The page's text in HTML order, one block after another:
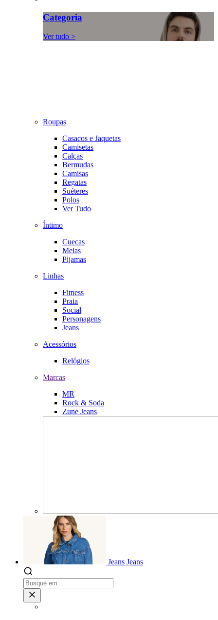
Categoria
Ver tudo >
Roupas
Casacos e Jaquetas
Camisetas
Calças
Bermudas
Camisas
Regatas
Suéteres
Polos
Ver Tudo
Íntimo
Cuecas
Meias
Pijamas
Linhas
Fitness
Praia
Social
Personagens
Jeans
Acessórios
Relógios
Marcas
MR
Rock & Soda
Zune Jeans
Jeans Jeans